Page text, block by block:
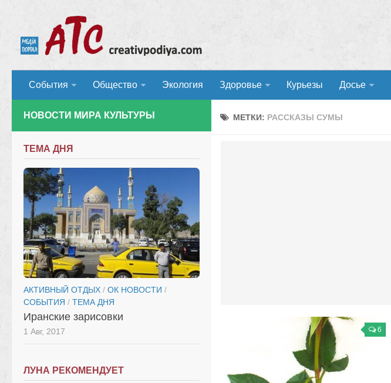
События Общество Экология Здоровье Курьезы Досье
МЕТКИ: РАССКАЗЫ СУМЫ
6
НОВОСТИ МИРА КУЛЬТУРЫ
ТЕМА ДНЯ
АКТИВНЫЙ ОТДЫХ / ОК НОВОСТИ /
СОБЫТИЯ / ТЕМА ДНЯ
Иранские зарисовки
1 Авг, 2017
ЛУНА РЕКОМЕНДУЕТ